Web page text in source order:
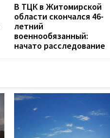
В ТЦК в Житомирской
области скончался 46-
летний
военнообязанный:
начато расследование